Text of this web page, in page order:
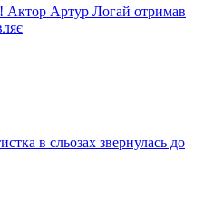
Актор Артур Логай отримав
в сльозах звернулась до